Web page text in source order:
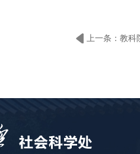
上一条：教科